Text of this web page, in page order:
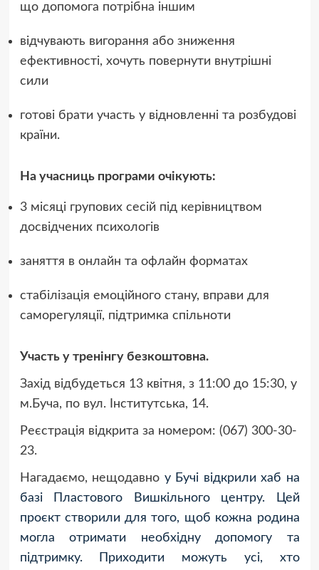
що допомога потрібна іншим
відчувають вигорання або зниження
ефективності, хочуть повернути внутрішні
сили
готові брати участь у відновленні та розбудові
країни.
На учасниць програми очікують:
3 місяці групових сесій під керівництвом
досвідчених психологів
заняття в онлайн та офлайн форматах
стабілізація емоційного стану, вправи для
саморегуляції, підтримка спільноти
Участь у тренінгу безкоштовна.
Захід відбудеться 13 квітня, з 11:00 до 15:30, у
м.Буча, по вул. Інститутська, 14.
Реєстрація відкрита за номером: (067) 300-30-
23.
Нагадаємо, нещодавно у Бучі відкрили хаб на
базі Пластового Вишкільного центру. Цей
проєкт створили для того, щоб кожна родина
могла отримати необхідну допомогу та
підтримку. Приходити можуть усі, хто